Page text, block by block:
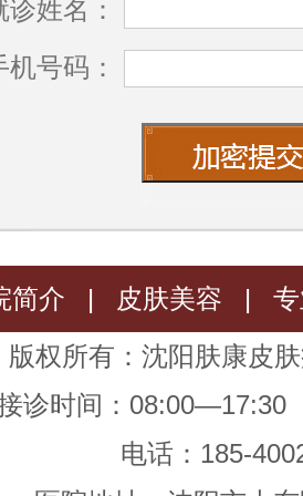
诊姓名：
机号码：
简介 | 皮肤美容 |
版权所有：沈阳肤康皮
诊时间：08:00—17:30
电话：185-